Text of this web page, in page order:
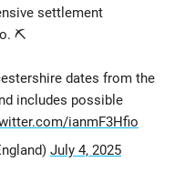
settlement
⛏️
dates from the
includes possible
ianmF3Hfio
July 4, 2025